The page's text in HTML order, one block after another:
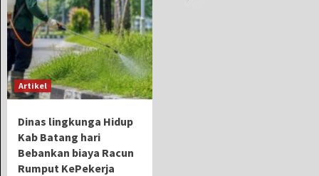
Artikel
Dinas lingkunga Hidup
Kab Batang hari
Bebankan biaya Racun
Rumput KePekerja